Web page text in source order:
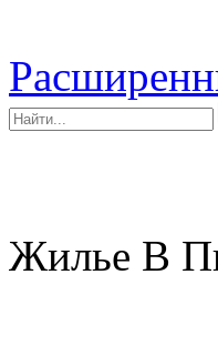
Жилье В